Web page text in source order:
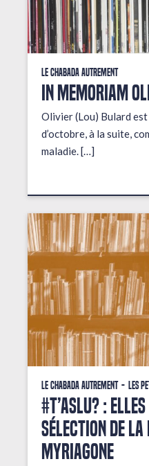
Le Chabada autrement
In Memoriam
Olivier (Lou) Bulard est
d’octobre, à la suite,
maladie. […]
Le Chabada autrement Les
#T’AsLu? :
sélection de
Myriagone